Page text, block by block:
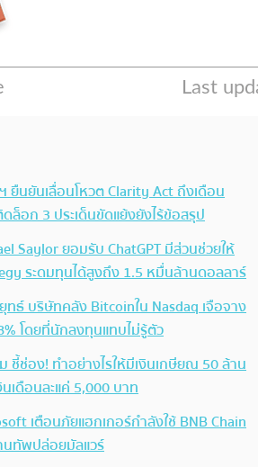
ยืนยันเลื่อนโหวต Clarity Act ถึงเดือน
ล็อก 3 ประเด็นขัดแย้งยังไร้ข้อสรุป
Saylor ยอมรับ ChatGPT มีส่วนช่วยให้
ระดมทุนได้สูงถึง 1.5 หมื่นล้านดอลลาร์
ทธ์ บริษัทคลัง Bitcoinใน Nasdaq เจือจาง
โดยที่นักลงทุนแทบไม่รู้ตัว
ชี้ช่อง! ทำอย่างไรให้มีเงินเกษียณ 50 ล้าน
นเดือนละแค่ 5,000 บาท
เตือนภัยแฮกเกอร์กำลังใช้ BNB Chain
นทัพปล่อยมัลแวร์